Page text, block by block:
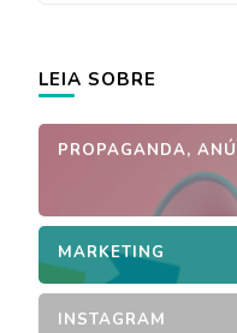
LEIA SOBRE
PROPAGANDA,
MARKETING
INSTAGRAM